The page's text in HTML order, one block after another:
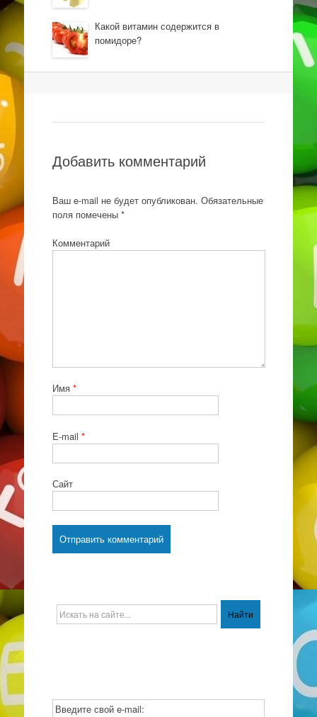
Какой витамин содержится в
помидоре?
Добавить комментарий
Ваш e-mail не будет опубликован. Обязательные
поля помечены *
Комментарий
Имя *
E-mail *
Сайт
Введите свой e-mail: